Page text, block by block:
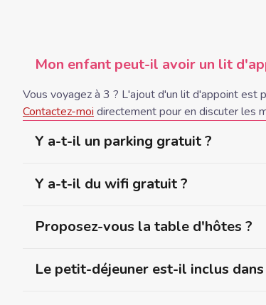
Mon enfant peut-il avoir un lit
Vous voyagez à 3 ? L'ajout d'un lit d'appoint est
Contactez-moi directement pour en discuter les
Y a-t-il un parking gratuit ?
Y a-t-il du wifi gratuit ?
Proposez-vous la table d'hôtes ?
Le petit-déjeuner est-il inclus